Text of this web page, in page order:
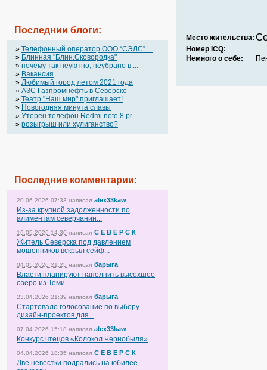
Последнии блоги:
» Телефонный оператор OOO “СЭЛС” ...
» Блинная "Блин.Сковородка"
» почему так неуютно, неубрано в ...
» Вакансия
» Любимый город летом 2021 года
» АЗС Газпромнефть в Северске
» Театр "Наш мир" приглашает!
» Новогодняя минута славы
» Утерен телефон Redmi note 8 pr ...
» розыгрыш или хулиганство?
Последние комментарии:
20.06.2026 07:33 написал alex33kaw
Из-за крупной задолженности по
алиментам северчанин...
19.05.2026 14:30 написал С Е В Е Р С К
Житель Северска под давлением
мошенников вскрыл сейф...
04.05.2026 21:25 написал барыга
Власти планируют наполнить высохшее
озеро из Томи
23.04.2026 21:39 написал барыга
Стартовало голосование по выбору
дизайн-проектов для...
07.04.2026 15:18 написал alex33kaw
Конкурс чтецов «Колокол Чернобыля»
04.04.2026 18:35 написал С Е В Е Р С К
Две невестки подрались на юбилее
Место жительства:
Номер ICQ:
Немного о себе: